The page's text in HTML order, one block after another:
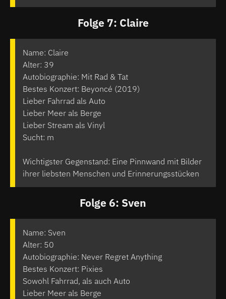
Folge 7: Claire
Name: Claire
Alter: 39
Autobiographie: Mit Rad & Tat
Bestes Konzert: Beyoncé (2019)
Lieber Fahrrad als Auto
Lieber Meer als Berge
Lieber Stream als Vinyl
Sucht: m
Wichtigster Gegenstand: Eine Pinnwand mit Bilder
ihrer liebsten Menschen und Erinnerungsstücken
Folge 6: Sven
Name: Sven
Alter: 50
Autobiographie: Never Regret Anything
Bestes Konzert: Pixies
Sowohl Fahrrad, als auch Auto
Lieber Meer als Berge